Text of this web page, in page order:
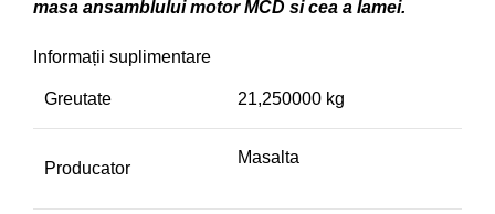
masa ansamblului motor MCD si cea a lamei.
Informații suplimentare
Greutate 21,250000 kg
Producator
Masalta